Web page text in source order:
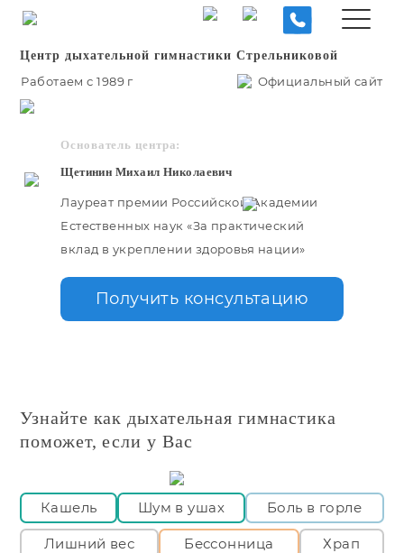
Центр дыхательной гимнастики Стрельниковой
Работаем с 1989 г Официальный сайт
Основатель центра:
Щетинин Михаил Николаевич
Лауреат премии Российской Академии
Естественных наук «За практический
вклад в укреплении здоровья нации»
Получить консультацию
Узнайте как дыхательная гимнастика
поможет, если у Вас
Кашель Шум в ушах Боль в горле
Лишний вес Бессонница Храп